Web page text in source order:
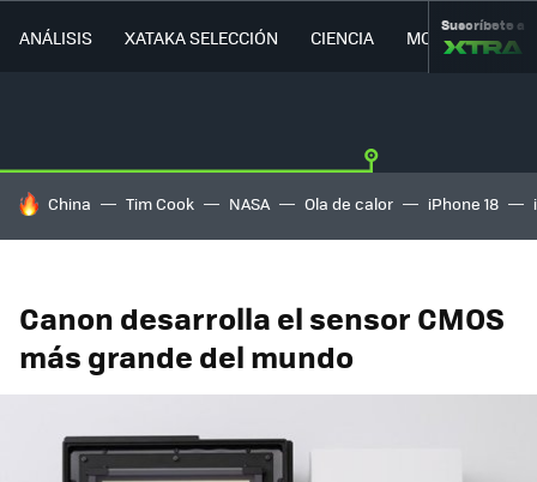
ANÁLISIS XATAKA SELECCIÓN CIENCIA MOVILIDAD
Suscríbete a
HOY SE HABLA DE
China Tim Cook NASA Ola de calor iPhone 18
Canon desarrolla el sensor CMOS
más grande del mundo